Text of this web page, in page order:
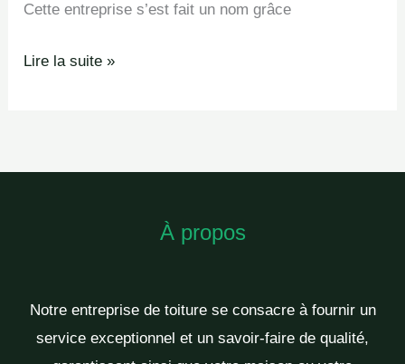
Cette entreprise s’est fait un nom grâce
Lire la suite »
À propos
Notre entreprise de toiture se consacre à fournir un
service exceptionnel et un savoir-faire de qualité,